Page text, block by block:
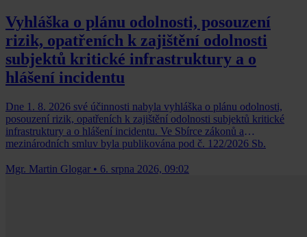
Vyhláška o plánu odolnosti, posouzení
rizik, opatřeních k zajištění odolnosti
subjektů kritické infrastruktury a o
hlášení incidentu
Dne 1. 8. 2026 své účinnosti nabyla vyhláška o plánu odolnosti,
posouzení rizik, opatřeních k zajištění odolnosti subjektů kritické
infrastruktury a o hlášení incidentu. Ve Sbírce zákonů a
mezinárodních smluv byla publikována pod č. 122/2026 Sb.
Mgr. Martin Glogar • 6. srpna 2026, 09:02